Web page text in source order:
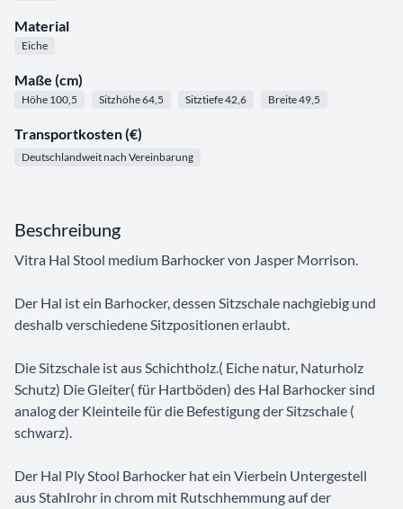
Material
Eiche
Maße (cm)
Höhe 100,5 Sitzhöhe 64,5 Sitztiefe 42,6 Breite 49,5
Transportkosten (€)
Deutschlandweit nach Vereinbarung
Beschreibung
Vitra Hal Stool medium Barhocker von Jasper Morrison.
Der Hal ist ein Barhocker, dessen Sitzschale nachgiebig und
deshalb verschiedene Sitzpositionen erlaubt.
Die Sitzschale ist aus Schichtholz.( Eiche natur, Naturholz
Schutz) Die Gleiter( für Hartböden) des Hal Barhocker sind
analog der Kleinteile für die Befestigung der Sitzschale (
schwarz).
Der Hal Ply Stool Barhocker hat ein Vierbein Untergestell
aus Stahlrohr in chrom mit Rutschhemmung auf der